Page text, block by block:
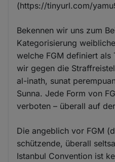
(https://tinyurl.com/
Bekennen wir uns zum
Kategorisierung
welche FGM definiert als
wir gegen die
al-inath, sunat
Sunna. Jede Form von
verboten – überall auf
Die angeblich vor FGM
schützende, überall
Istanbul Convention ist